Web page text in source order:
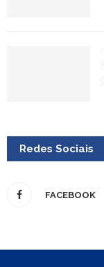
Redes Sociais
FACEBOOK